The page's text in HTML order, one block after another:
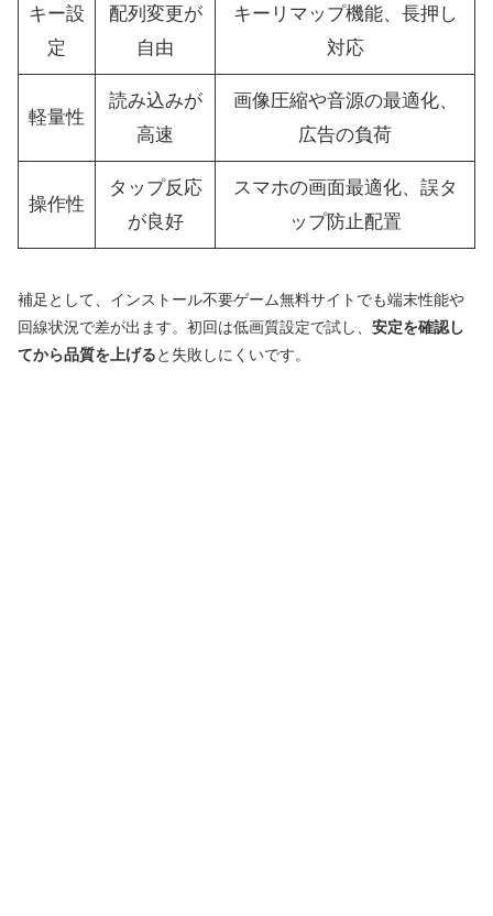
キー設
定
配列変更が
自由
キーリマップ機能、長押し
対応
軽量性
読み込みが
高速
画像圧縮や音源の最適化、
広告の負荷
操作性
タップ反応
が良好
スマホの画面最適化、誤タ
ップ防止配置
補足として、インストール不要ゲーム無料サイトでも端末性能や
回線状況で差が出ます。初回は低画質設定で試し、 安定を確認し
てから品質を上げると失敗しにくいです。